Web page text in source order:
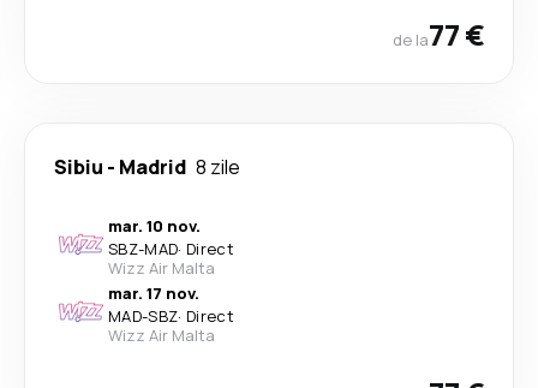
de la77 €
Sibiu - Madrid 8 zile
mar. 10 nov.
SBZ-MAD· Direct
Wizz Air Malta
mar. 17 nov.
MAD-SBZ· Direct
Wizz Air Malta